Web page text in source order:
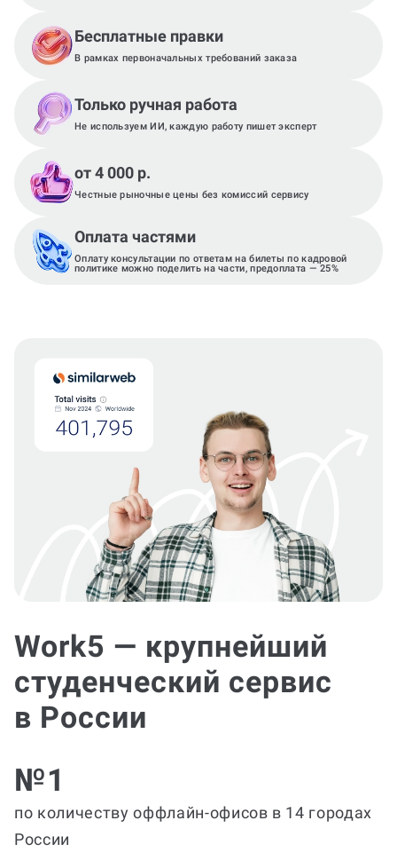
Бесплатные правки
В рамках первоначальных требований заказа
Только ручная работа
Не используем ИИ, каждую работу пишет эксперт
от 4 000 р.
Честные рыночные цены без комиссий сервису
Оплата частями
Оплату консультации по ответам на билеты по кадровой
политике можно поделить на части, предоплата — 25%
Work5 — крупнейший
студенческий сервис
в России
№1
по количеству оффлайн-офисов в 14 городах
России